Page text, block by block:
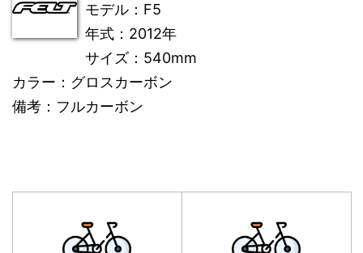
モデル ：F5
年式 ：2012年
サイズ ：540mm
カラー ：グロスカーボン
備考 ：フルカーボン